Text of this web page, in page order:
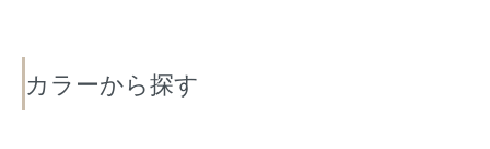
カラーから探す